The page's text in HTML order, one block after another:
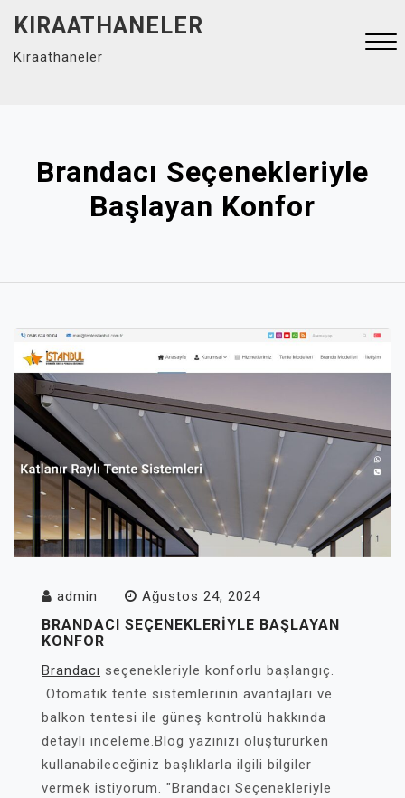
content
KIRAATHANELER
Kıraathaneler
Brandacı Seçenekleriyle
Başlayan Konfor
admin Ağustos 24, 2024
BRANDACI SEÇENEKLERIYLE BAŞLAYAN
KONFOR
Brandacı seçenekleriyle konforlu başlangıç.
Otomatik tente sistemlerinin avantajları ve
balkon tentesi ile güneş kontrolü hakkında
detaylı inceleme.Blog yazınızı oluştururken
kullanabileceğiniz başlıklarla ilgili bilgiler
vermek istiyorum. "Brandacı Seçenekleriyle